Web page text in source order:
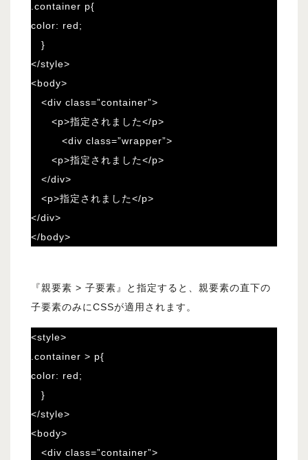
.container p{
color: red;
}
</style>
<body>
<div class=”container”>
<p>指定されました</p>
<div class=”wrapper”>
<p>指定されました</p>
</div>
<p>指定されました</p>
</div>
</body>
『親要素 > 子要素』と指定すると、親要素の直下の
子要素のみにCSSが適用されます。
<style>
.container > p{
color: red;
}
</style>
<body>
<div class=”container”>